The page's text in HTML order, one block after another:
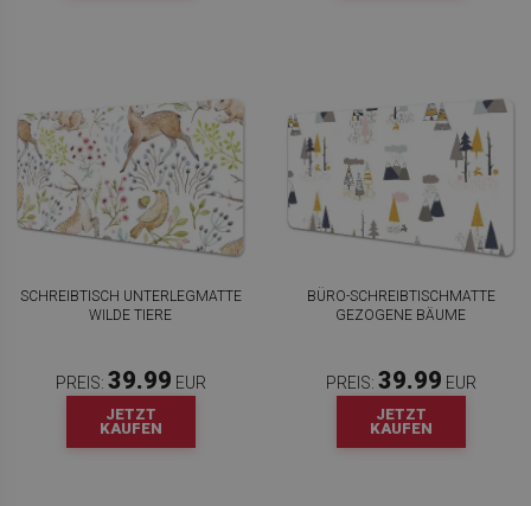
SCHREIBTISCH UNTERLEGMATTE
WILDE TIERE
PREIS: 39.99 EUR
JETZT
KAUFEN
BÜRO-SCHREIBTISCHMATTE
GEZOGENE BÄUME
PREIS: 39.99 EUR
JETZT
KAUFEN